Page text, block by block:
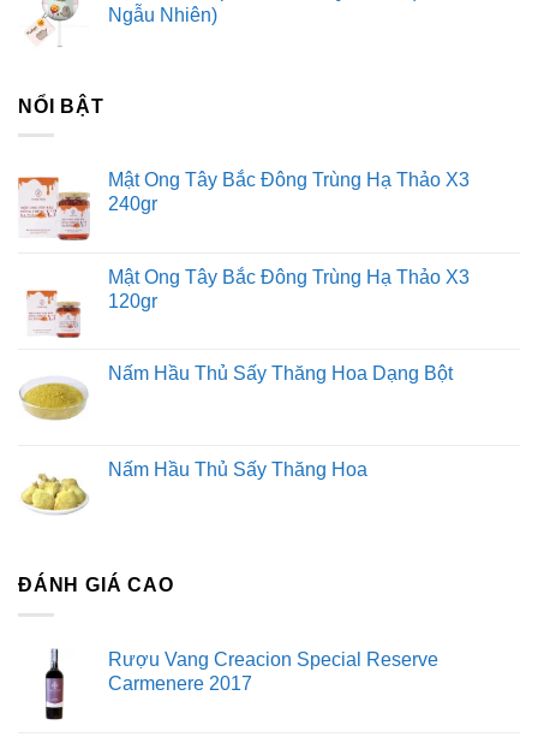
Ngẫu Nhiên)
NỔI BẬT
Mật Ong Tây Bắc Đông Trùng Hạ Thảo X3
240gr
Mật Ong Tây Bắc Đông Trùng Hạ Thảo X3
120gr
Nấm Hầu Thủ Sấy Thăng Hoa Dạng Bột
Nấm Hầu Thủ Sấy Thăng Hoa
ĐÁNH GIÁ CAO
Rượu Vang Creacion Special Reserve
Carmenere 2017